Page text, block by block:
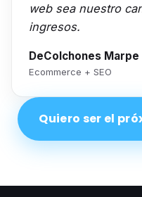
web sea nuestro
ingresos.
DeColchones Marpe
Ecommerce + SEO
Quiero ser el